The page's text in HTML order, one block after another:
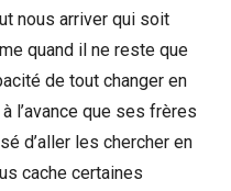
nous arriver qui soit
quand il ne reste que
de tout changer en
l’avance que ses frères
d’aller les chercher en
cache certaines